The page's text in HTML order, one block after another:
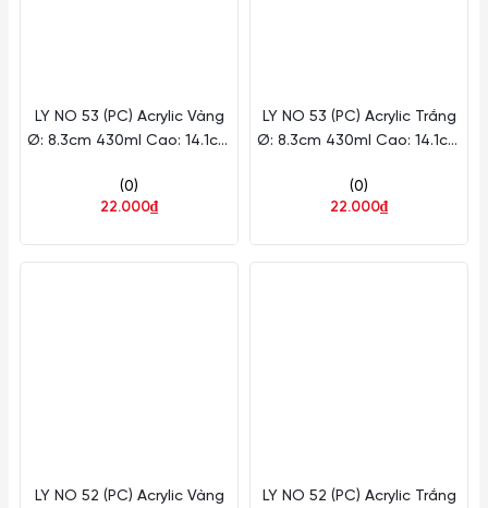
LY NO 53 (PC) Acrylic Vàng
Ø: 8.3cm 430ml Cao: 14.1cm
(0)
22.000₫
LY NO 53 (PC) Acrylic Trắng
Ø: 8.3cm 430ml Cao: 14.1cm
(0)
22.000₫
LY NO 52 (PC) Acrylic Vàng
LY NO 52 (PC) Acrylic Trắng